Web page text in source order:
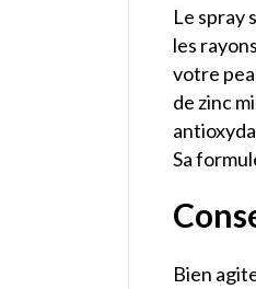
Le spray
les
votre
de zinc
Sa
Bien